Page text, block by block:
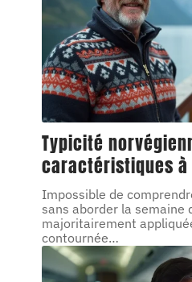
Typicité
caractéristiques
Impossible de
sans aborder la semaine
majoritairement
contournée…